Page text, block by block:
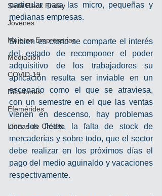
Salta Black Friday
Jóvenes
Mujeres Empresarias
Mediación
COVID-19
Difusiones
Efemérides
Líneas de Crédito
particular para las micro, pequeñas y
medianas empresas.
Si bien es cierto se comparte el interés
del estado de recomponer el poder
adquisitivo de los trabajadores su
aplicación resulta ser inviable en un
escenario como el que se atraviesa,
con un semestre en el que las ventas
vienen en descenso, hay problemas
con los fletes, la falta de stock de
mercaderías y sobre todo, que el sector
debe realizar en los próximos días el
pago del medio aguinaldo y vacaciones
respectivamente.